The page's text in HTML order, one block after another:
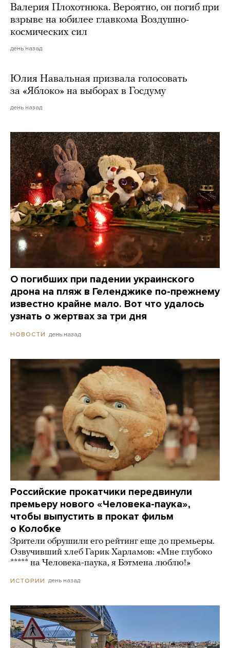
Валерия Плохотнюка. Вероятно, он погиб при
взрыве на юбилее главкома Воздушно-
космических сил
день назад
Юлия Навальная призвала голосовать
за «Яблоко» на выборах в Госдуму
день назад
О погибших при падении украинского
дрона на пляж в Геленджике по-прежнему
известно крайне мало. Вот что удалось
узнать о жертвах за три дня
НОВОСТИ день назад
Российские прокатчики передвинули
премьеру нового «Человека-паука»,
чтобы выпустить в прокат фильм
о Колобке
Зрители обрушили его рейтинг еще до премьеры.
Озвучивший хлеб Гарик Харламов: «Мне глубоко
***** на Человека-паука, я Бэтмена люблю!»
ИСТОРИИ день назад